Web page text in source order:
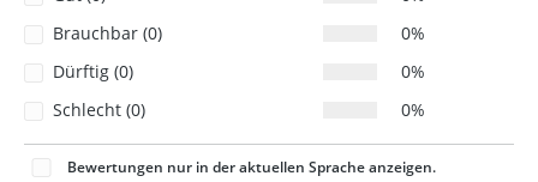
Brauchbar (0)
0%
Dürftig (0)
0%
Schlecht (0)
0%
Bewertungen nur in der aktuellen Sprache anzeigen.